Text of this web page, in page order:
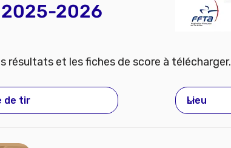
2025-2026
résultats et les fiches de score à télécharger.